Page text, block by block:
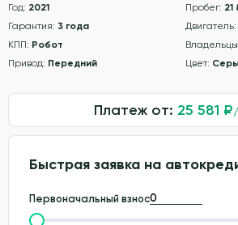
Год: 2021 Пробег: 21
Гарантия: 3 года Двигатель:
КПП: Робот
Привод: Передний Цвет:
Платеж от: 25 581
Быстрая заявка на
Первоначальный взнос